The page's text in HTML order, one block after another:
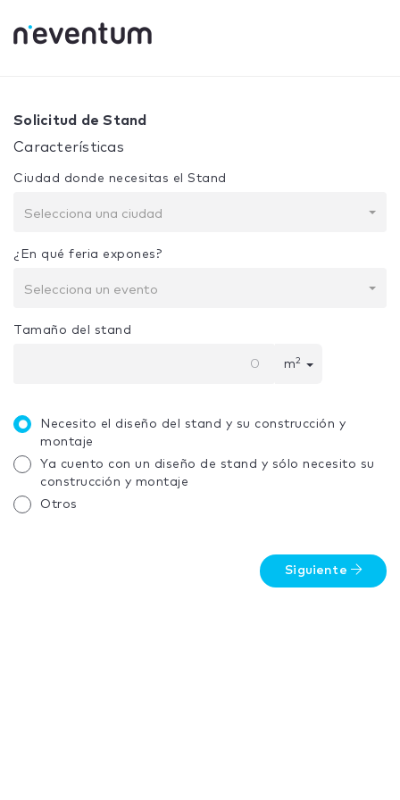
Tu selección: Diseño + Construcción
Solicitud de Stand
Características
Ciudad donde necesitas el Stand
Selecciona una ciudad
¿En qué feria expones?
Selecciona un evento
Tamaño del stand
m2
Necesito el diseño del stand y su construcción y
montaje
Ya cuento con un diseño de stand y sólo necesito su
construcción y montaje
Otros
Siguiente